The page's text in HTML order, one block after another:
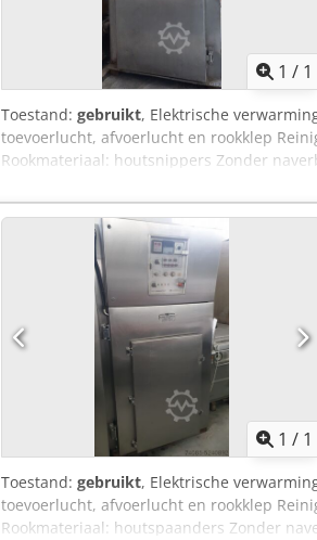
1 / 1
Toestand: gebruikt, Elektrische
toevoerlucht, afvoerlucht en rookklep
Rookmateriaal: houtsnippers Zonder
van de machine in cm: Breedte: 150
100*100*200 hoogte Levertijd: 30
1 / 1
Toestand: gebruikt, Elektrische
toevoerlucht, afvoerlucht en rookklep
Rookmateriaal: houtspaanders Zonder